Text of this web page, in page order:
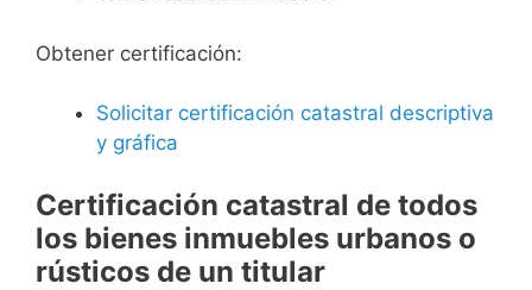
Obtener certificación:
Solicitar certificación catastral descriptiva
y gráfica
Certificación catastral de todos
los bienes inmuebles urbanos o
rústicos de un titular